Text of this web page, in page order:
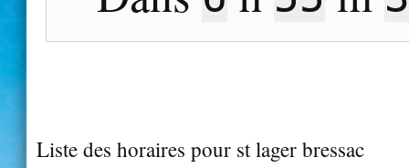
Liste des horaires pour st lager bressac